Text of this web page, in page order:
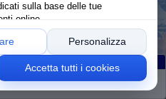
Ritirati:4 Rimanenti:0
sulla base delle tue
online
Personalizza
Accetta tutti i cookies